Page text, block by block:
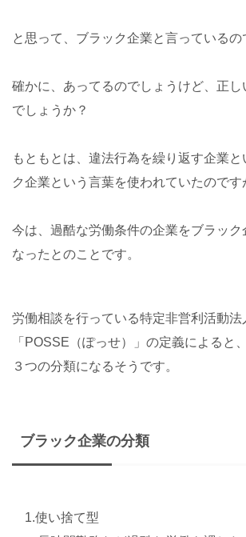
と思って、ブラック企業と言っているの
確かに、あってるのでしょうけど、正
でしょうか？
もともとは、違法行為を繰り返す企業と
ク企業という言葉を使われていたのです
今は、過酷な労働条件の企業をブラック
なったとのことです。
労働相談を行っている特定非営利活動法
「POSSE（ぽっせ）」の定義によると
３つの分類になるそうです。
ブラック企業の分類
1.使い捨て型